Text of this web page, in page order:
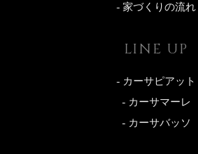
- 家づくりの流れ
LINE UP
- カーサピアット
- カーサマーレ
- カーサバッソ